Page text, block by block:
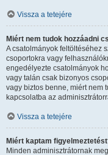
Vissza a tetejére
Miért nem tudok hozzáadni
A csatolmányok feltöltéséhez
csoportokra vagy
engedélyezte csatolmányok
vagy talán csak bizonyos
vagy biztos benne, miért nem
kapcsolatba az
Vissza a tetejére
Miért kaptam
Minden adminisztrátornak